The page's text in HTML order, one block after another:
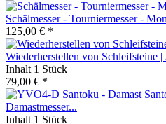
Schälmesser - Tourniermesser -
125,00 € *
Wiederherstellen von Schleifsteine
Inhalt 1 Stück
79,00 € *
Damastmesser...
Inhalt 1 Stück